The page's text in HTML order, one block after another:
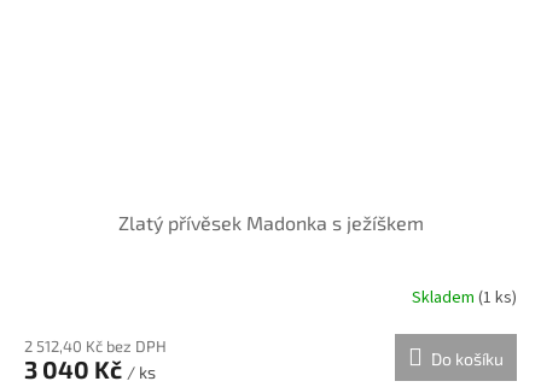
Zlatý přívěsek Madonka s ježíškem
Skladem (1 ks)
2 512,40 Kč bez DPH
3 040 Kč / ks
Do košíku